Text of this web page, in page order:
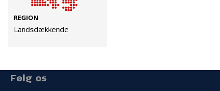
REGION
Landsdækkende
Cookies
Persondata
Følg os